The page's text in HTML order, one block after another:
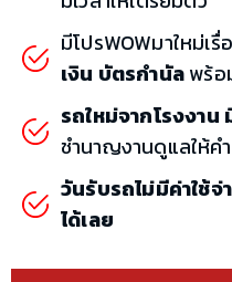
มีโปรWOWมาใหม่เรื่
เงิน บัตรกำนัลพร้อ
รถใหม่จากโรงงา
ชำนาญงานดูแลให้ค
วันรับรถไม่มีค่าใช้จ่
ได้เลย